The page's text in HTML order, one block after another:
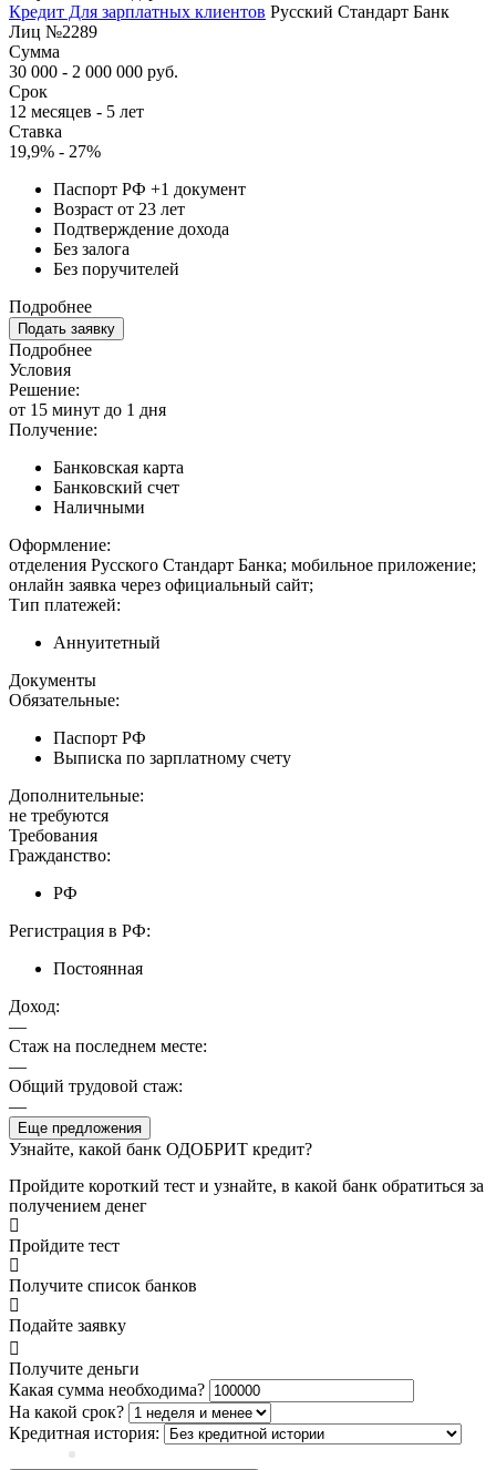
Кредит Для зарплатных клиентов Русский Стандарт Банк
Лиц №2289
Сумма
30 000 - 2 000 000 руб.
Срок
12 месяцев - 5 лет
Ставка
19,9% - 27%
Паспорт РФ +1 документ
Возраст от 23 лет
Подтверждение дохода
Без залога
Без поручителей
Подробнее
Подать заявку
Подробнее
Условия
Решение:
от 15 минут до 1 дня
Получение:
Банковская карта
Банковский счет
Наличными
Оформление:
отделения Русского Стандарт Банка; мобильное приложение;
онлайн заявка через официальный сайт;
Тип платежей:
Аннуитетный
Документы
Обязательные:
Паспорт РФ
Выписка по зарплатному счету
Дополнительные:
не требуются
Требования
Гражданство:
РФ
Регистрация в РФ:
Постоянная
Доход:
—
Стаж на последнем месте:
—
Общий трудовой стаж:
—
Еще предложения
Узнайте, какой банк ОДОБРИТ кредит?
Пройдите короткий тест и узнайте, в какой банк обратиться за
получением денег
Пройдите тест
Получите список банков
Подайте заявку
Получите деньги
Какая сумма необходима?
На какой срок?
Кредитная история: